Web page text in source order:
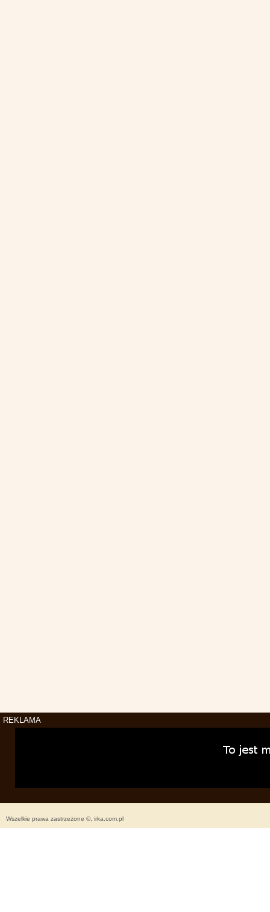
REKLAMA
Wszelkie prawa zastrzeżone ©, irka.com.pl